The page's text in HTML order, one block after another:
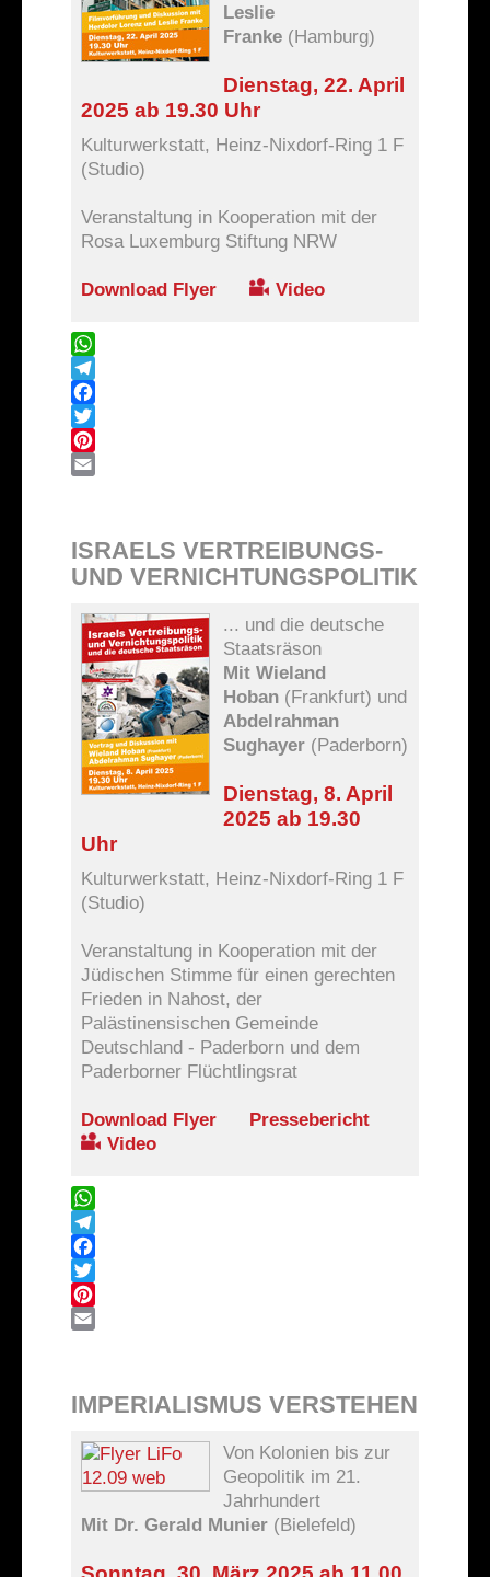
Leslie
Franke (Hamburg)
Dienstag, 22. April
2025 ab 19.30 Uhr
Kulturwerkstatt, Heinz-Nixdorf-Ring 1 F
(Studio)
Veranstaltung in Kooperation mit der
Rosa Luxemburg Stiftung NRW
Download Flyer Video
WhatsApp
Telegram
Facebook
Twitter
Pinterest
ISRAELS VERTREIBUNGS-
UND VERNICHTUNGSPOLITIK
... und die deutsche
Staatsräson
Mit Wieland
Hoban (Frankfurt) und
Abdelrahman
Sughayer (Paderborn)
Dienstag, 8. April
2025 ab 19.30
Uhr
Kulturwerkstatt, Heinz-Nixdorf-Ring 1 F
(Studio)
Veranstaltung in Kooperation mit der
Jüdischen Stimme für einen gerechten
Frieden in Nahost, der
Palästinensischen Gemeinde
Deutschland - Paderborn und dem
Paderborner Flüchtlingsrat
Download Flyer
Pressebericht
Video
WhatsApp
Telegram
Facebook
Twitter
Pinterest
IMPERIALISMUS VERSTEHEN
Von Kolonien bis zur
Geopolitik im 21.
Jahrhundert
Mit Dr. Gerald Munier (Bielefeld)